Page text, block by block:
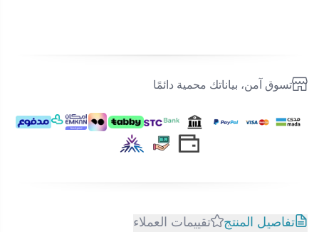
تسوق آمن، بياناتك محمية دائمًا
تفاصيل المنتج تقييمات العملاء